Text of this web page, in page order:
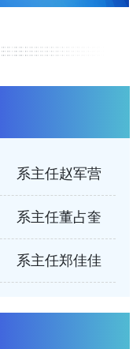
系主任赵军营
系主任董占奎
系主任郑佳佳